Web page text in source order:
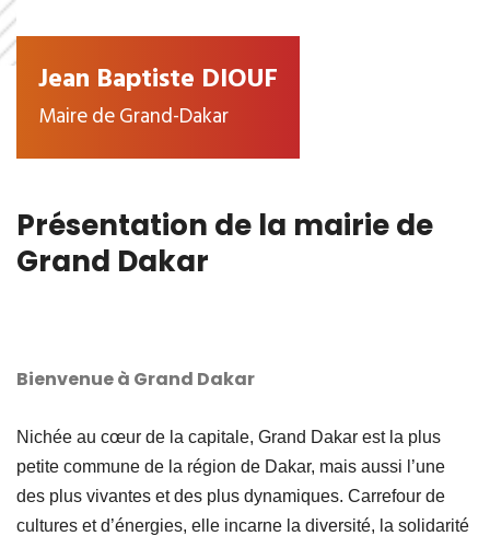
Jean Baptiste DIOUF
Maire de Grand-Dakar
Présentation de la mairie de
Grand Dakar
Bienvenue à Grand Dakar
Nichée au cœur de la capitale, Grand Dakar est la plus
petite commune de la région de Dakar, mais aussi l’une
des plus vivantes et des plus dynamiques. Carrefour de
cultures et d’énergies, elle incarne la diversité, la solidarité